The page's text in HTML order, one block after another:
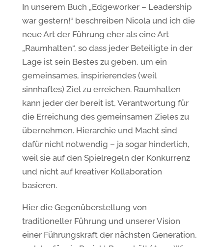
In unserem Buch „Edgeworker – Leadership
war gestern!“ beschreiben Nicola und ich die
neue Art der Führung eher als eine Art
„Raumhalten“, so dass jeder Beteiligte in der
Lage ist sein Bestes zu geben, um ein
gemeinsames, inspirierendes (weil
sinnhaftes) Ziel zu erreichen. Raumhalten
kann jeder der bereit ist, Verantwortung für
die Erreichung des gemeinsamen Zieles zu
übernehmen. Hierarchie und Macht sind
dafür nicht notwendig – ja sogar hinderlich,
weil sie auf den Spielregeln der Konkurrenz
und nicht auf kreativer Kollaboration
basieren.
Hier die Gegenüberstellung von
traditioneller Führung und unserer Vision
einer Führungskraft der nächsten Generation,